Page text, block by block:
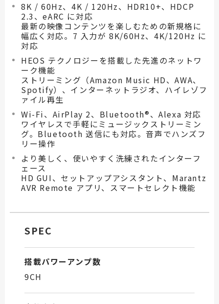
8K / 60Hz、4K / 120Hz、HDR10+、HDCP
2.3、eARC に対応
最新の映像コンテンツを楽しむための新規格に
幅広く対応。7 入力が 8K/60Hz、4K/120Hz に
対応
HEOS テクノロジーを搭載した先進のネットワ
ーク機能
ストリーミング（Amazon Music HD、AWA、
Spotify）、インターネットラジオ、ハイレゾフ
ァイル再生
Wi-Fi、AirPlay 2、Bluetooth®、Alexa 対応
ワイヤレスで手軽にミュージックストリーミン
グ。Bluetooth 送信にも対応。音声でハンズフ
リー操作
より美しく、使いやすく洗練されたインターフ
ェース
HD GUI、セットアップアシスタント、Marantz
AVR Remote アプリ、スマートセレクト機能
SPEC
搭載パワーアンプ数
9CH